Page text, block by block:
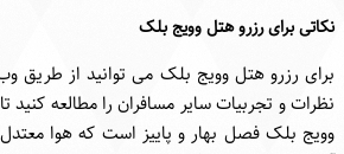
نکاتی برای رزرو هتل وویج بلک
برای رزرو هتل وویج بلک می توانید از طریق
نظرات و تجربیات سایر مسافران را مطالعه
وویج بلک فصل بهار و پاییز است که هوا